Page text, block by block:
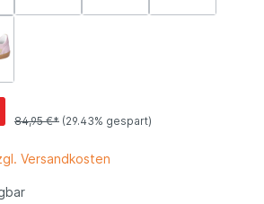
84,95 €* (29.43% gespart)
Versandkosten